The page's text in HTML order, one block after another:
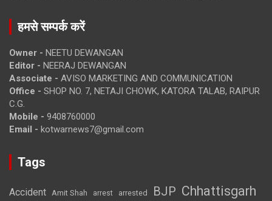
हमसे सम्पर्क करें
Owner - NEETU DEWANGAN
Editor - NEERAJ DEWANGAN
Associate - AVISO MARKETING AND COMMUNICATION
Office - SHOP NO. 7, NETAJI CHOWK, KATORA TALAB, RAIPUR
C.G.
Mobile - 9408760000
Email - kotwarnews7@gmail.com
Tags
Accident Amit Shah arrest arrested BJP Chhattisgarh